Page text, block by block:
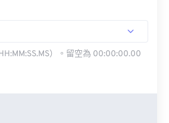
）。留空為 00:00:00.00